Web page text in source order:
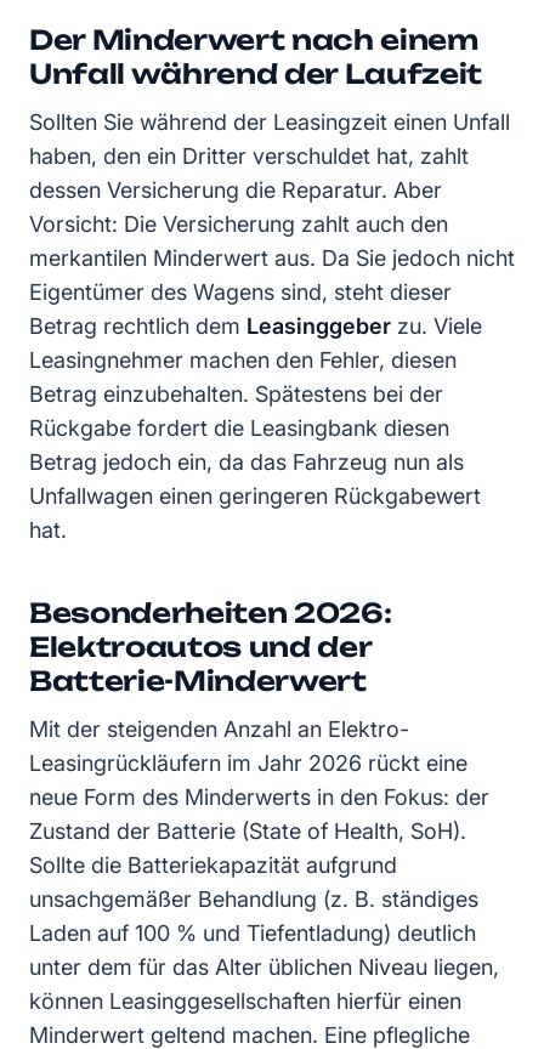
Der Minderwert nach einem
Unfall während der Laufzeit
Sollten Sie während der Leasingzeit einen Unfall
haben, den ein Dritter verschuldet hat, zahlt
dessen Versicherung die Reparatur. Aber
Vorsicht: Die Versicherung zahlt auch den
merkantilen Minderwert aus. Da Sie jedoch nicht
Eigentümer des Wagens sind, steht dieser
Betrag rechtlich dem Leasinggeber zu. Viele
Leasingnehmer machen den Fehler, diesen
Betrag einzubehalten. Spätestens bei der
Rückgabe fordert die Leasingbank diesen
Betrag jedoch ein, da das Fahrzeug nun als
Unfallwagen einen geringeren Rückgabewert
hat.
Besonderheiten 2026:
Elektroautos und der
Batterie-Minderwert
Mit der steigenden Anzahl an Elektro-
Leasingrückläufern im Jahr 2026 rückt eine
neue Form des Minderwerts in den Fokus: der
Zustand der Batterie (State of Health, SoH).
Sollte die Batteriekapazität aufgrund
unsachgemäßer Behandlung (z. B. ständiges
Laden auf 100 % und Tiefentladung) deutlich
unter dem für das Alter üblichen Niveau liegen,
können Leasinggesellschaften hierfür einen
Minderwert geltend machen. Eine pflegliche